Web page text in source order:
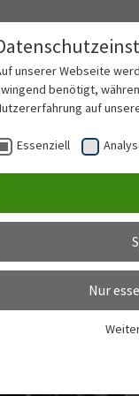
Anschließen
unserer Webseite
benötigt,
auf
Essenziell
Nur
Essenzielle Cookies
benötigt. Dadurch ist